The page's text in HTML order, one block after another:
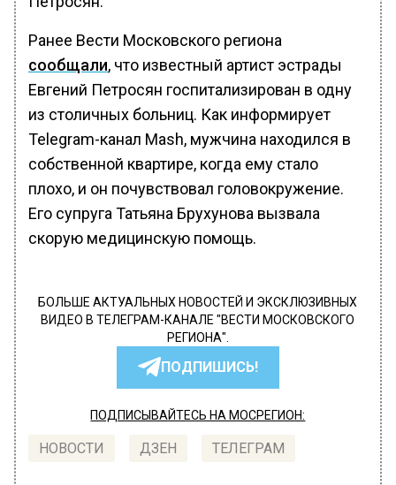
Ранее Вести Московского региона
сообщали, что известный артист эстрады
Евгений Петросян госпитализирован в одну
из столичных больниц. Как информирует
Telegram-канал Mаsh, мужчина находился в
собственной квартире, когда ему стало
плохо, и он почувствовал головокружение.
Его супруга Татьяна Брухунова вызвала
скорую медицинскую помощь.
БОЛЬШЕ АКТУАЛЬНЫХ НОВОСТЕЙ И ЭКСКЛЮЗИВНЫХ
ВИДЕО В ТЕЛЕГРАМ-КАНАЛЕ "ВЕСТИ МОСКОВСКОГО
РЕГИОНА".
ПОДПИШИСЬ!
ПОДПИСЫВАЙТЕСЬ НА МОСРЕГИОН:
НОВОСТИ ДЗЕН ТЕЛЕГРАМ